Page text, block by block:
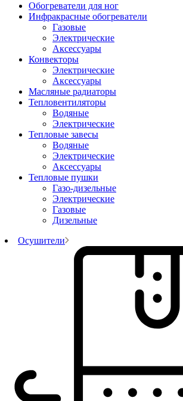
Обогреватели для ног
Инфракрасные обогреватели
Газовые
Электрические
Аксессуары
Конвекторы
Электрические
Аксессуары
Масляные радиаторы
Тепловентиляторы
Водяные
Электрические
Тепловые завесы
Водяные
Электрические
Аксессуары
Тепловые пушки
Газо-дизельные
Электрические
Газовые
Дизельные
Осушители